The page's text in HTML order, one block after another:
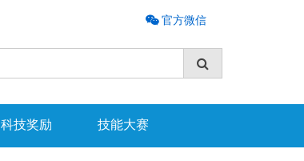
官方微信
科技奖励 技能大赛